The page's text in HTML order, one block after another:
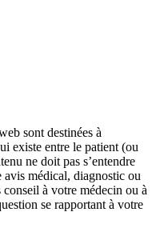
sont destinées à
existe entre le patient (ou
ne doit pas s’entendre
médical, diagnostic ou
à votre médecin ou à
se rapportant à votre